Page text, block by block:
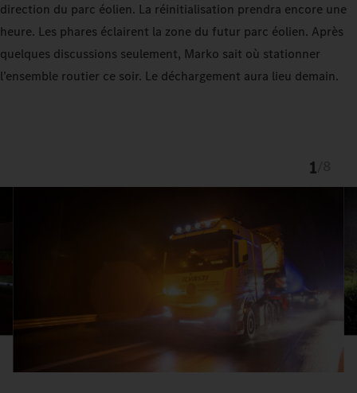
direction du parc éolien. La réinitialisation prendra encore une
heure. Les phares éclairent la zone du futur parc éolien. Après
quelques discussions seulement, Marko sait où stationner
l’ensemble routier ce soir. Le déchargement aura lieu demain.
1